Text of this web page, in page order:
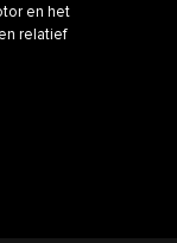
en het
relatief